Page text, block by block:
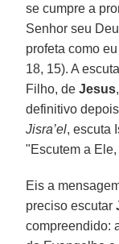
se cumpre a
Senhor seu
profeta como
18, 15). A
Filho, deJesus
definitivo
Jisra’el, escuta
"Escutem a Ele,
Eis a
preciso escutar
compreendido: